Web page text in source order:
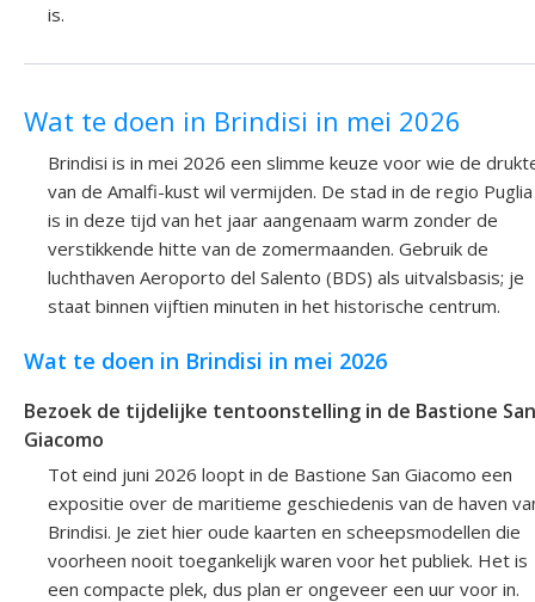
is.
Wat te doen in Brindisi in mei 2026
Brindisi is in mei 2026 een slimme keuze voor wie de
van de Amalfi-kust wil vermijden. De stad in de regio Puglia
is in deze tijd van het jaar aangenaam warm zonder de
verstikkende hitte van de zomermaanden. Gebruik de
luchthaven Aeroporto del Salento (BDS) als uitvalsbasis; je
staat binnen vijftien minuten in het historische centrum.
Wat te doen in Brindisi in mei 2026
Bezoek de tijdelijke tentoonstelling in de Bastione San
Giacomo
Tot eind juni 2026 loopt in de Bastione San Giacomo een
expositie over de maritieme geschiedenis van de haven
Brindisi. Je ziet hier oude kaarten en scheepsmodellen die
voorheen nooit toegankelijk waren voor het publiek. Het is
een compacte plek, dus plan er ongeveer een uur voor in.